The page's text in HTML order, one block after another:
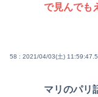
で見んでも
58 : 2021/04/03(土)
マリのパリ